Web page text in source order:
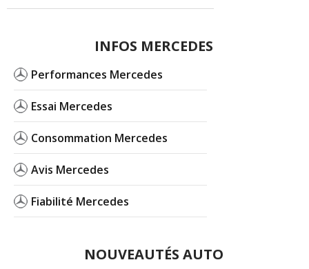
INFOS MERCEDES
Performances Mercedes
Essai Mercedes
Consommation Mercedes
Avis Mercedes
Fiabilité Mercedes
NOUVEAUTÉS AUTO